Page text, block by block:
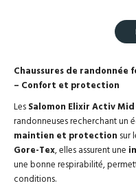
Chaussures de randonnée
– Confort et protection
LesSalomon Elixir Activ Mid
randonneuses recherchant un
maintien et protection sur
Gore-Tex, elles assurent une
une bonne respirabilité,
conditions.